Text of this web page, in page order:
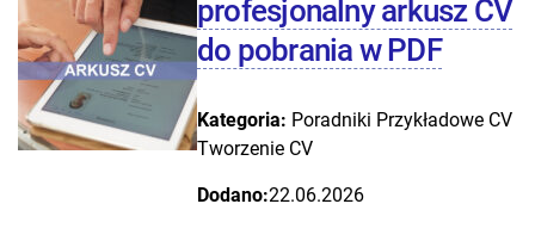
profesjonalny arkusz CV
do pobrania w PDF
Kategoria: Poradniki Przykładowe CV
Tworzenie CV
Dodano:22.06.2026